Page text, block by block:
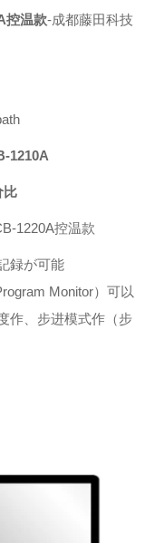
控温款-成都藤田科技
1210A
比
録が可能
Monitor）可以
作、步进模式作（步